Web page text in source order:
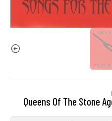
|
Queens Of The Stone